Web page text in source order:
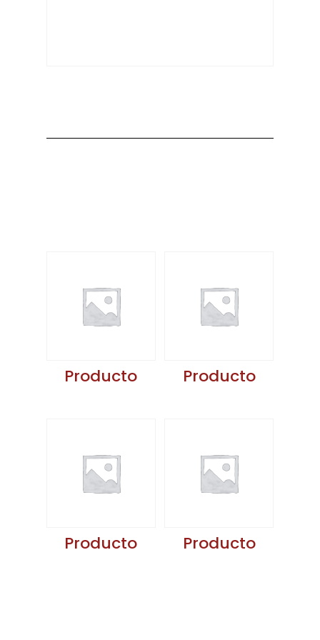
Producto Producto
Producto Producto